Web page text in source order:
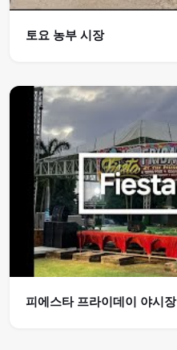
토요 농부 시장
피에스타 프라이데이 야시장